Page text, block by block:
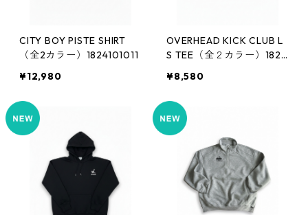
CITY BOY PISTE SHIRT
（全2カラー）1824101011
¥12,980
OVERHEAD KICK CLUB L
S TEE（全２カラー）1820
¥8,580